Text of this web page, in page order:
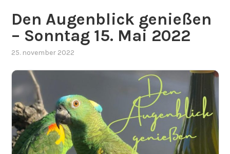
Den Augenblick genießen
– Sonntag 15. Mai 2022
25. november 2022